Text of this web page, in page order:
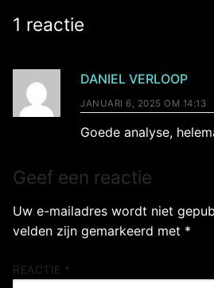
1 reactie
DANIEL VERLOOP
JANUARI 6, 2025 OM 14:13
Goede analyse,
Geef een reactie
Uw e-mailadres wordt niet
velden zijn gemarkeerd met *
REACTIE *